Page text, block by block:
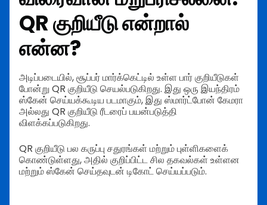
QR குறியீடு என்றால்
என்ன?
அடிப்படையில், சூப்பர் மார்க்கெட்டில் உள்ள பார் குறியீடுகள்
போன்று QR குறியீடு செயல்படுகிறது. இது ஒரு இயந்திரம்
ஸ்கேன் செய்யக்கூடிய படமாகும், இது ஸ்மார்ட்போன் கேமரா
அல்லது QR குறியீடு ரீடரைப் பயன்படுத்தி
விளக்கப்படுகிறது.
QR குறியீடு பல கருப்பு சதுரங்கள் மற்றும் புள்ளிகளைக்
கொண்டுள்ளது, அதில் குறிப்பிட்ட சில தகவல்கள் உள்ளன
மற்றும் ஸ்கேன் செய்தவுடன் டிகோட் செய்யப்படும்.